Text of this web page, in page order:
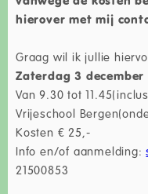
hierover met mij
Graag wil ik jullie
Zaterdag 3 december
Van 9.30 tot
Vrijeschool
Kosten € 25,-
Info en/of aanmelding:
21500853